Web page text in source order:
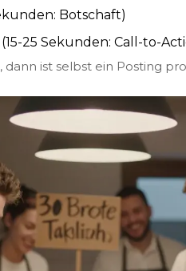
Botschaft)
25 Sekunden: Call-to-
ist selbst ein Posting